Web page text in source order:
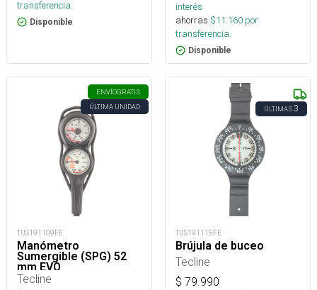
transferencia.
Disponible
interés
ahorras $11.160 por
transferencia.
Disponible
ENVÍOGRATIS
ÚLTIMA UNIDAD
TUS191109FE
Manómetro
Sumergible (SPG) 52
mm EVO
Tecline
ÚLTIMAS3
TUS191115FE
Brújula de buceo
Tecline
$ 79.990